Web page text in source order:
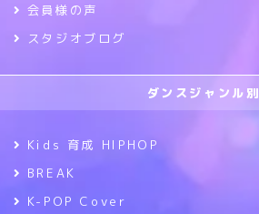
会員様の声
スタジオブログ
ダンスジャンル別
Kids 育成 HIPHOP
BREAK
K-POP Cover